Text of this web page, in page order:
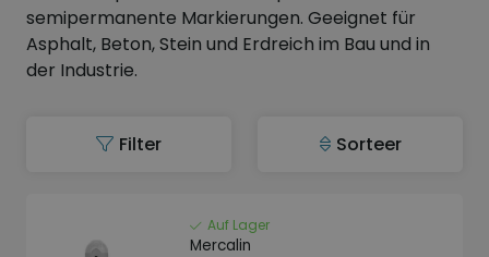
semipermanente Markierungen. Geeignet für
Asphalt, Beton, Stein und Erdreich im Bau und in
der Industrie.
Filter Sorteer
Auf Lager
Mercalin